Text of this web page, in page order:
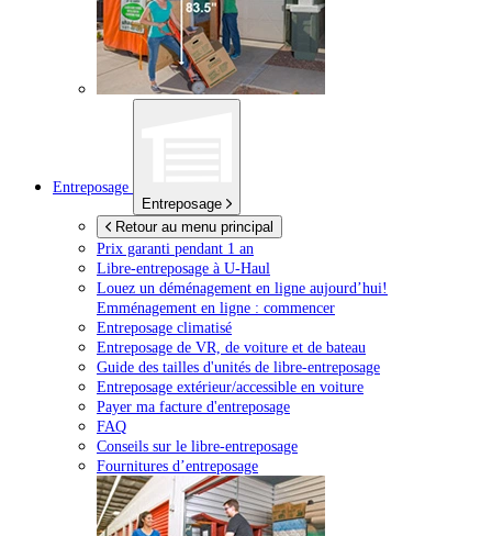
Entreposage
Entreposage
Retour au menu principal
Prix garanti pendant 1 an
Libre-entreposage à U-Haul
Louez un déménagement en ligne aujourd’hui!
Emménagement en ligne : commencer
Entreposage climatisé
Entreposage de VR, de voiture et de bateau
Guide des tailles d'unités de libre-entreposage
Entreposage extérieur/accessible en voiture
Payer ma facture d'entreposage
FAQ
Conseils sur le libre-entreposage
Fournitures d’entreposage